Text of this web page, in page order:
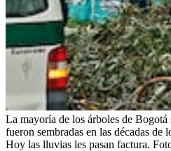
La mayoría de los árboles de Bogotá
fueron sembradas en las décadas de
Hoy las lluvias les pasan factura.